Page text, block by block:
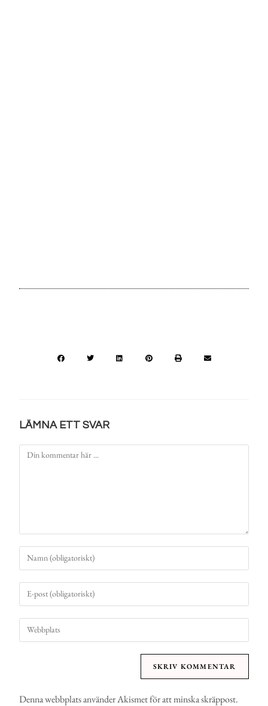
LÄMNA ETT SVAR
Denna webbplats använder Akismet för att minska skräppost.